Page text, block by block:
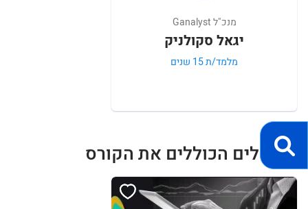
מנכ"ל Ganalyst
יגאל סקולניק
מלמד/ת 15 שנים
מסלולים הכוללים את הקורס